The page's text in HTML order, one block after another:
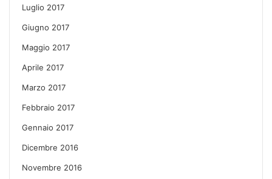
Luglio 2017
Giugno 2017
Maggio 2017
Aprile 2017
Marzo 2017
Febbraio 2017
Gennaio 2017
Dicembre 2016
Novembre 2016